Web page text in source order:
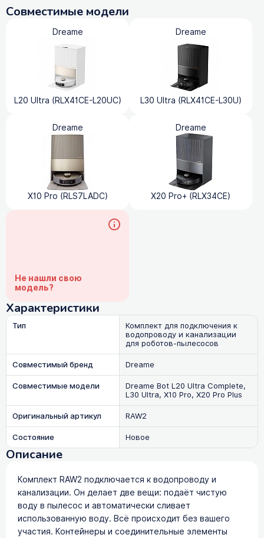
Совместимые модели
Dreame
L20 Ultra (RLX41CE-L20UC)
Dreame
L30 Ultra (RLX41CE-L30U)
Dreame
X10 Pro (RLS7LADC)
Dreame
X20 Pro+ (RLX34CE)
Не нашли свою
модель?
Характеристики
Тип Комплект для подключения к
водопроводу и канализации
для роботов-пылесосов
Совместимый бренд
Dreame
Совместимые модели
Dreame Bot L20 Ultra Complete,
L30 Ultra, X10 Pro, X20 Pro Plus
Оригинальный артикул
RAW2
Состояние
Новое
Описание
Комплект RAW2 подключается к водопроводу и
канализации. Он делает две вещи: подаёт чистую
воду в пылесос и автоматически сливает
использованную воду. Всё происходит без вашего
участия. Контейнеры и соединительные элементы